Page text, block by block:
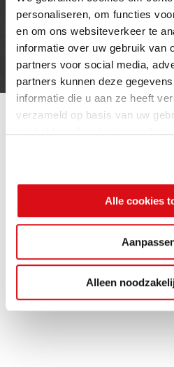
personaliseren, om functies
en om ons websiteverkeer te
informatie over uw gebruik van
partners voor social media,
partners kunnen deze
informatie die u aan ze heeft
verzameld op basis van uw
gaat akkoord met onze cookies
Alle cookies
Alleen
Privacy verklaring
Cookie beleid
Contact